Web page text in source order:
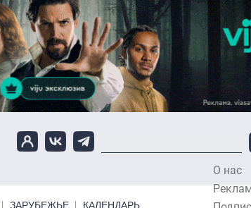
О нас
ЗАРУБЕЖЬЕ КАЛЕНДАРЬ